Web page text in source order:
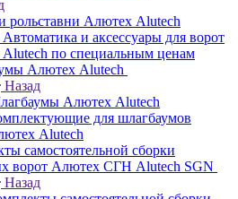
рольставни Алютех Alutech
и аксессуары для ворот
по специальным ценам
Алютех Alutech
Назад
Алютех Alutech
для шлагбаумов
Alutech
самостоятельной сборки
ворот Алютех СГН Alutech SGN
Назад